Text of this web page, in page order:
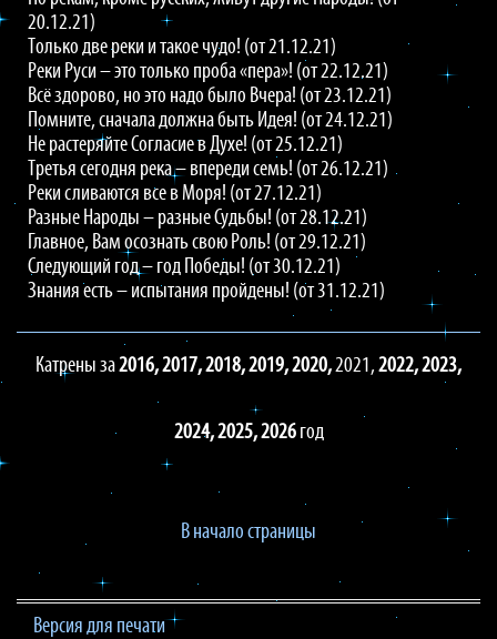
20.12.21)
Только две реки и такое чудо! (от 21.12.21)
Реки Руси – это только проба «пера»! (от 22.12.21)
Всё здорово, но это надо было Вчера! (от 23.12.21)
Помните, сначала должна быть Идея! (от 24.12.21)
Не растеряйте Согласие в Духе! (от 25.12.21)
Третья сегодня река – впереди семь! (от 26.12.21)
Реки сливаются все в Моря! (от 27.12.21)
Разные Народы – разные Судьбы! (от 28.12.21)
Главное, Вам осознать свою Роль! (от 29.12.21)
Следующий год – год Победы! (от 30.12.21)
Знания есть – испытания пройдены! (от 31.12.21)
Катрены за2016,2017,2018,2019,2020,2021, 2022,2023,
2024,2025,2026год
В начало страницы
Версия для печати